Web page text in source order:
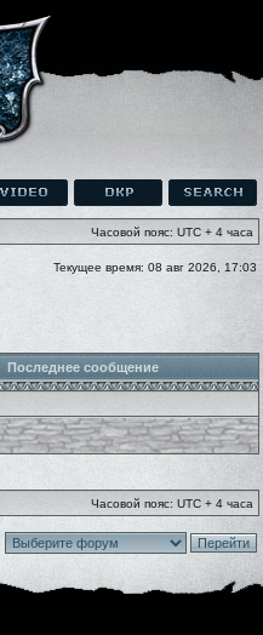
Часовой пояс: UTC + 4 часа
Текущее время: 08 авг 2026, 17:03
Последнее сообщение
Часовой пояс: UTC + 4 часа